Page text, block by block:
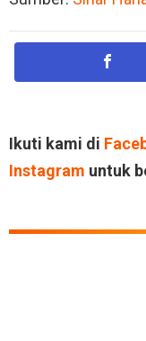
Ikuti kami di
Instagram untuk